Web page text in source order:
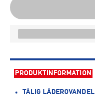
PRODUKTINFORMATION
TÅLIG LÄDEROVANDEL